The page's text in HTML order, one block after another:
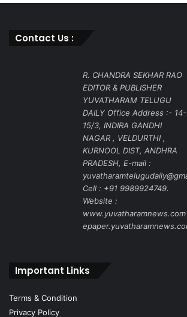
Contact Us :
R. CHANDRA SEKHAR RAO
EDITOR & PUBLISHER
YUVATHARAM TELUGU
DAILY Office Address :- 14-
15/3, INDIRA GANDHI
NAGAR , VELDURTHI ,
KURNOOL DIST, ANDHRA
PRADESH, E-mail :
Cell : +91 9989924749.
Website :
www.yuvatharamnews.com
Important Links
Terms & Condition
Privacy Policy